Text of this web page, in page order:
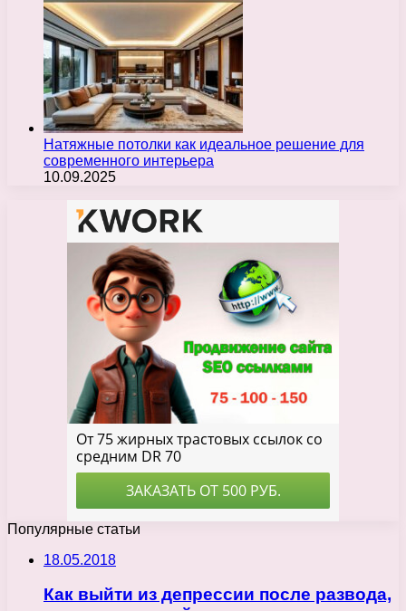
Натяжные потолки как идеальное решение для
современного интерьера
10.09.2025
Популярные статьи
18.05.2018
Как выйти из депрессии после развода,